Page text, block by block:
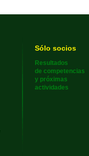
Sólo socios
Resultados
de competencias
y próximas
actividades